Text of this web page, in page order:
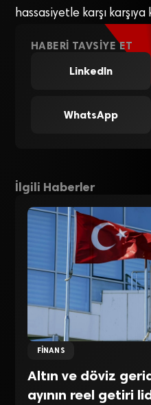
hassasiyetle karşı
HABERI TAVSIYE ET
LinkedIn
WhatsApp
İlgili Haberler
FINANS
Altın ve döviz
ayının reel getiri